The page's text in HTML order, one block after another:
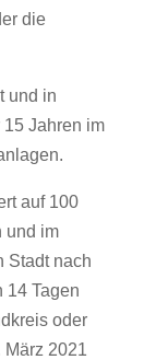
die
und in
Jahren im
auf 100
und im
Stadt nach
14 Tagen
oder
März 2021